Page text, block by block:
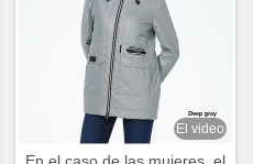
El video